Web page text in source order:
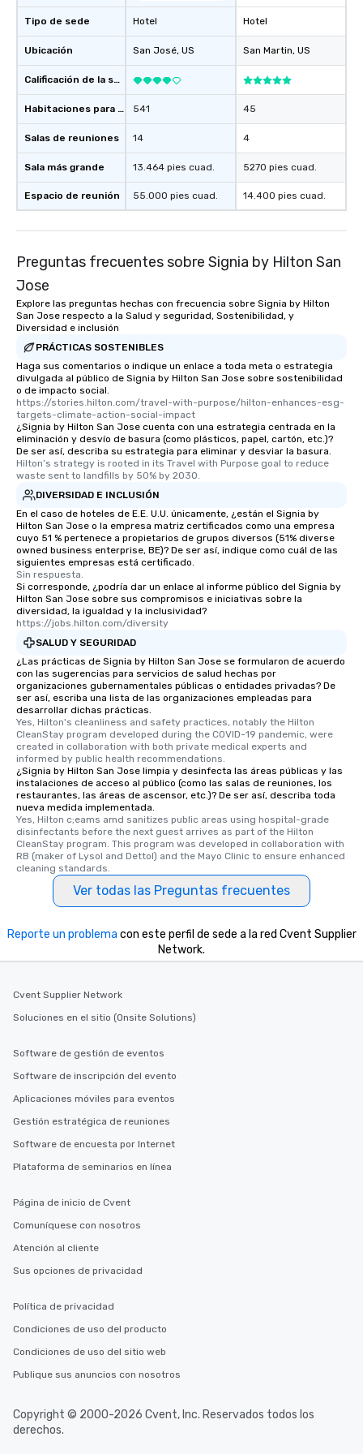
those Instagram moments you share.
For added ease, we can even arrange
transportation pick-up and drop-off,
as well as an event photographer. And
an evening helicopter ride over the
glittering lights of The Strip. A
Memorable Experience for All Lip
to gather and dine that few have
experienced, and all are sure to
remember. Our one-of-a-kind tours
will reminisce about long after they
One of the best reasons to book is the
convenient and efficient way the
experience is designed. All
restaurants are within an easy
walking distance of each other. The
short stroll allows your group
members a chance to engage in prime
networking opportunities before
heading to the next place on your tour
itinerary. You Get a Dinner and a Show
Our tours offer an exquisite feast plus
entertainment. All tours include a
knowledgeable, professional guide
who leads the group on a walking tour,
offering engaging tidbits and
fascinating stories. Several other
interactive experiences are included
along the way exclusively to our tours,
ensuring there is never a dull moment.
Different Types of Cuisine Our
convenient outing, including ones you
and your guests might not have
discovered otherwise on your own or
at a typical corporate dinner. We offer
a way to try some of the finest spots
in the city and dive into various
cuisines and dishes. All the pre-
selected dishes are curated to our
high standards to ensure they will
delight any palate. Tours Available
from Day to Night With any corporate
group experience, booking flexibility is
key. Whether you desire a tour during
business hours or early evening right
after work, we can coordinate with
needs. Go for as Long or as Short as
You Like Along with flexible
Tours also provides a range of tour
incentives.
Tipo de sede
Ubicación
Calificación de la sede
Habitaciones para huéspedes
Salas de reuniones
Sala más grande
Espacio de reunión
Hotel
San José, US
541
14
13.464 pies cuad.
55.000 pies cuad.
Hotel
San Martin, US
45
4
5270 pies cuad.
14.400 pies cuad.
Preguntas frecuentes sobre Signia by Hilton San
Jose
Explore las preguntas hechas con frecuencia sobre Signia by Hilton
San Jose respecto a la Salud y seguridad, Sostenibilidad, y
Diversidad e inclusión
PRÁCTICAS SOSTENIBLES
Haga sus comentarios o indique un enlace a toda meta o estrategia
divulgada al público de Signia by Hilton San Jose sobre sostenibilidad
o de impacto social.
https://stories.hilton.com/travel-with-purpose/hilton-enhances-esg-
targets-climate-action-social-impact
¿Signia by Hilton San Jose cuenta con una estrategia centrada en la
eliminación y desvío de basura (como plásticos, papel, cartón, etc.)?
De ser así, describa su estrategia para eliminar y desviar la basura.
Hilton’s strategy is rooted in its Travel with Purpose goal to reduce
waste sent to landfills by 50% by 2030.
DIVERSIDAD E INCLUSIÓN
En el caso de hoteles de E.E. U.U. únicamente, ¿están el Signia by
Hilton San Jose o la empresa matriz certificados como una empresa
cuyo 51 % pertenece a propietarios de grupos diversos (51% diverse
owned business enterprise, BE)? De ser así, indique como cuál de las
siguientes empresas está certificado.
Sin respuesta.
Si corresponde, ¿podría dar un enlace al informe público del Signia by
Hilton San Jose sobre sus compromisos e iniciativas sobre la
diversidad, la igualdad y la inclusividad?
https://jobs.hilton.com/diversity
SALUD Y SEGURIDAD
¿Las prácticas de Signia by Hilton San Jose se formularon de acuerdo
con las sugerencias para servicios de salud hechas por
organizaciones gubernamentales públicas o entidades privadas? De
ser así, escriba una lista de las organizaciones empleadas para
desarrollar dichas prácticas.
Yes, Hilton's cleanliness and safety practices, notably the Hilton
CleanStay program developed during the COVID-19 pandemic, were
created in collaboration with both private medical experts and
informed by public health recommendations.
¿Signia by Hilton San Jose limpia y desinfecta las áreas públicas y las
instalaciones de acceso al público (como las salas de reuniones, los
restaurantes, las áreas de ascensor, etc.)? De ser así, describa toda
nueva medida implementada.
Yes, Hilton c;eams amd sanitizes public areas using hospital-grade
disinfectants before the next guest arrives as part of the Hilton
CleanStay program. This program was developed in collaboration with
RB (maker of Lysol and Dettol) and the Mayo Clinic to ensure enhanced
cleaning standards.
Ver todas las Preguntas frecuentes
Reporte un problema con este perfil de sede a la red Cvent Supplier
Network.
Cvent Supplier Network
Soluciones en el sitio (Onsite Solutions)
Software de gestión de eventos
Software de inscripción del evento
Aplicaciones móviles para eventos
Gestión estratégica de reuniones
Software de encuesta por Internet
Plataforma de seminarios en línea
Página de inicio de Cvent
Comuníquese con nosotros
Atención al cliente
Sus opciones de privacidad
Política de privacidad
Condiciones de uso del producto
Condiciones de uso del sitio web
Publique sus anuncios con nosotros
Copyright © 2000-2026 Cvent, Inc. Reservados todos los
derechos.